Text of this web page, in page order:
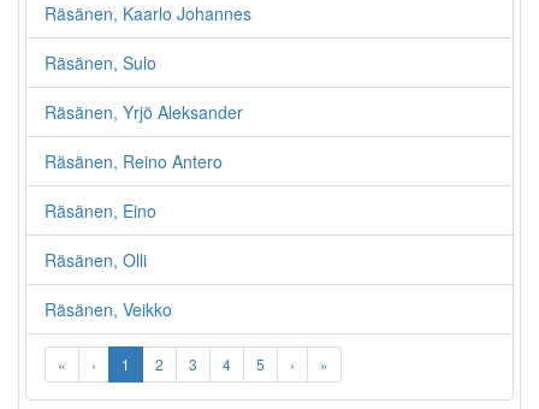
Räsänen, Kaarlo Johannes
Räsänen, Sulo
Räsänen, Yrjö Aleksander
Räsänen, Reino Antero
Räsänen, Eino
Räsänen, Olli
Räsänen, Veikko
« ‹ 1 2 3 4 5 › »